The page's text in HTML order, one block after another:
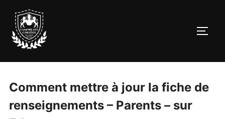
contenu
Comment mettre à jour la fiche de
renseignements – Parents – sur